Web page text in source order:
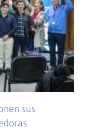
sus